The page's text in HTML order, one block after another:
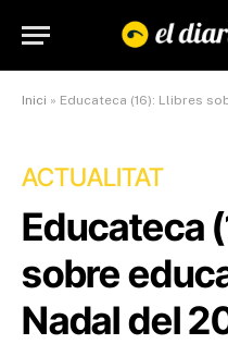
Inici » Educateca (16): Llibres
ACTUALITAT
Educateca
sobre
Nadal del